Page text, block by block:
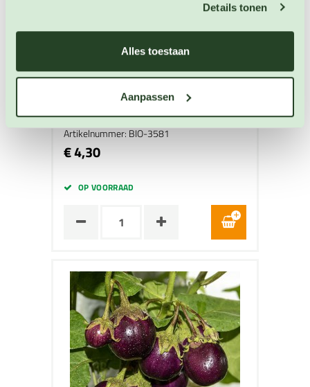
Details tonen
Alles toestaan
Aanpassen
Aubergine Violetta Lunga 3
Aubergine zaden
Artikelnummer: BIO-3581
€ 4,30
OP VOORRAAD